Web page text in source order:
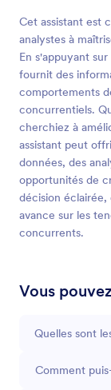
Cet assistant est
analystes à
En s'appuyant
fournit des
comportements
concurrentiels.
cherchiez à
assistant peut
données, des
opportunités de
décision éclairée,
avance sur les
concurrents.
Vous
Quelles sont
Comment